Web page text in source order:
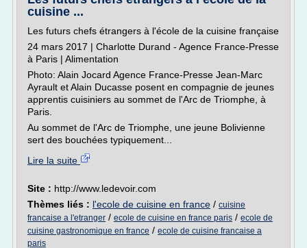
cuisine ...
Les futurs chefs étrangers à l'école de la cuisine française
24 mars 2017 | Charlotte Durand - Agence France-Presse
à Paris | Alimentation
Photo: Alain Jocard Agence France-Presse Jean-Marc
Ayrault et Alain Ducasse posent en compagnie de jeunes
apprentis cuisiniers au sommet de l'Arc de Triomphe, à
Paris.
Au sommet de l'Arc de Triomphe, une jeune Bolivienne
sert des bouchées typiquement...
Lire la suite
Site : http://www.ledevoir.com
Thèmes liés : l'ecole de cuisine en france / cuisine
francaise a l'etranger / ecole de cuisine en france paris / ecole de
cuisine gastronomique en france / ecole de cuisine francaise a
paris